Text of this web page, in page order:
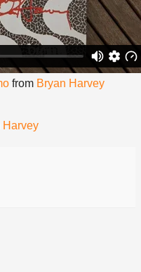
from Bryan Harvey
Harvey